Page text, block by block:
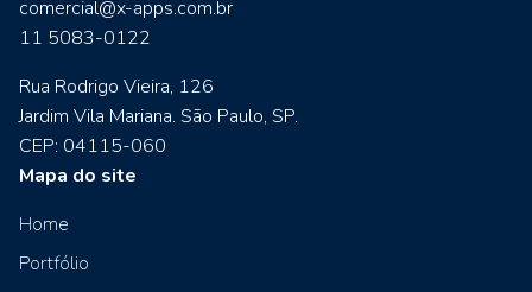
comercial@x-apps.com.br
11 5083-0122
Rua Rodrigo Vieira, 126
Jardim Vila Mariana. São Paulo, SP.
CEP: 04115-060
Mapa do site
Home
Portfólio